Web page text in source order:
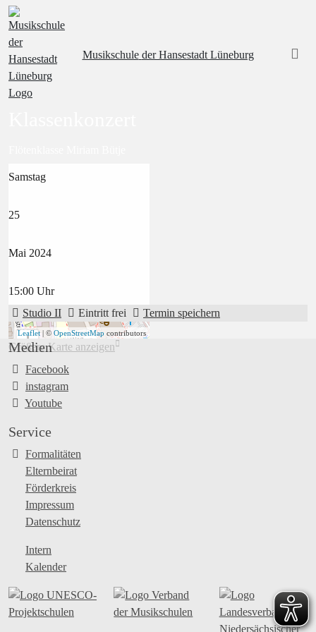
Musikschule der Hansestadt Lüneburg
Samstag
25
Mai 2024
15:00 Uhr
Studio II
Eintritt frei Termin speichern
+
−
Leaflet | © OpenStreetMap contributors
Größere Karte anzeigen
Medien
Facebook
instagram
Youtube
Service
Formalitäten
Elternbeirat
Förderkreis
Impressum
Datenschutz
Intern
Kalender